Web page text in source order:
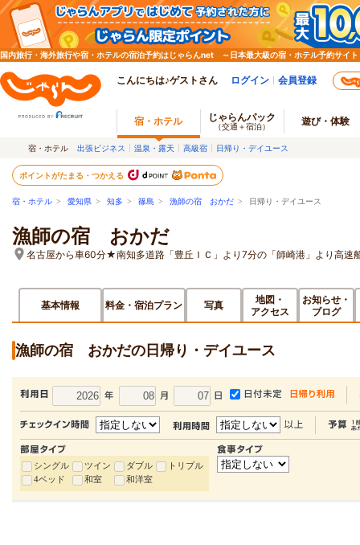
国内旅行・海外旅行や宿・ホテルの宿泊予約はじゃらんnet ～日本最大級の宿・ホテル予約サイト
こんにちは♪ゲストさん ログイン 会員登録
宿・ホテル じゃらんパック
（交通＋宿泊） 遊び・体験
宿・ホテル 出張ビジネス 温泉・露天 高級宿 日帰り・デイユース
ポイントがたまる・つかえる
宿・ホテル > 愛知県 > 知多 > 篠島 > 漁師の宿 おかだ > 日帰り・デイユース
漁師の宿 おかだ
名古屋から車60分★南知多道路「豊丘ＩＣ」より7分の「師崎港」より高速
基本情報 料金・宿泊プラン 写真
地図・
アクセス
お知らせ・
ブログ
漁師の宿 おかだの日帰り・デイユース
シングル ツイン ダブル
トリプル
4ベッド
和室 和洋室